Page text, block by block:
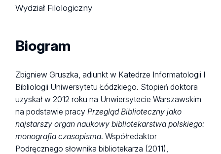
Wydział Filologiczny
Biogram
Zbigniew Gruszka, adiunkt w Katedrze Informatologii I
Bibliologii Uniwersytetu Łódzkiego. Stopień doktora
uzyskał w 2012 roku na Unwiersytecie Warszawskim
na podstawie pracy Przegląd Biblioteczny jako
najstarszy organ naukowy bibliotekarstwa polskiego:
monografia czasopisma. Współredaktor
Podręcznego słownika bibliotekarza (2011),